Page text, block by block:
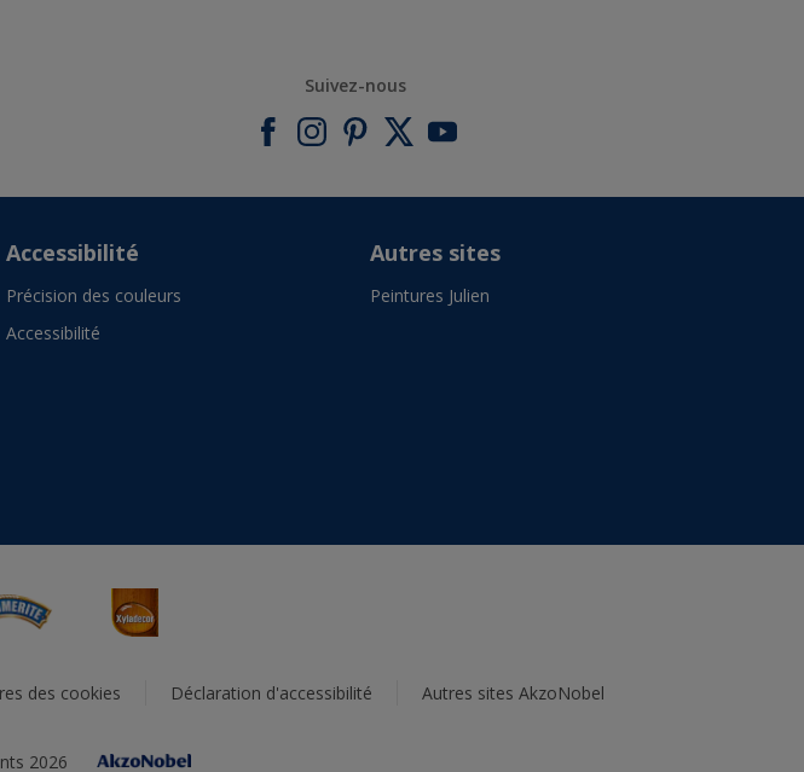
Suivez-nous
Accessibilité
Précision des couleurs
Accessibilité
Autres sites
Peintures Julien
des cookies Déclaration d'accessibilité Autres sites AkzoNobel
2026